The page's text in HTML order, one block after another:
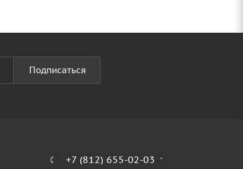
Подписаться
+7 (812) 655-02-03